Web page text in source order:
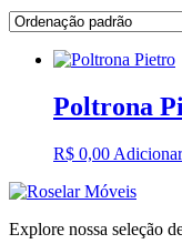
Poltrona
R$ 0,00
Explore nossa seleção